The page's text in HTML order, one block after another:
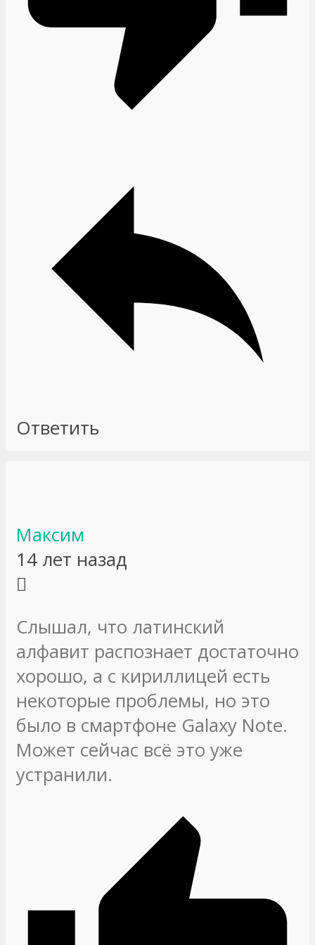
Ответить
Максим
14 лет назад
Слышал, что латинский
алфавит распознает достаточно
хорошо, а с кириллицей есть
некоторые проблемы, но это
было в смартфоне Galaxy Note.
Может сейчас всё это уже
устранили.